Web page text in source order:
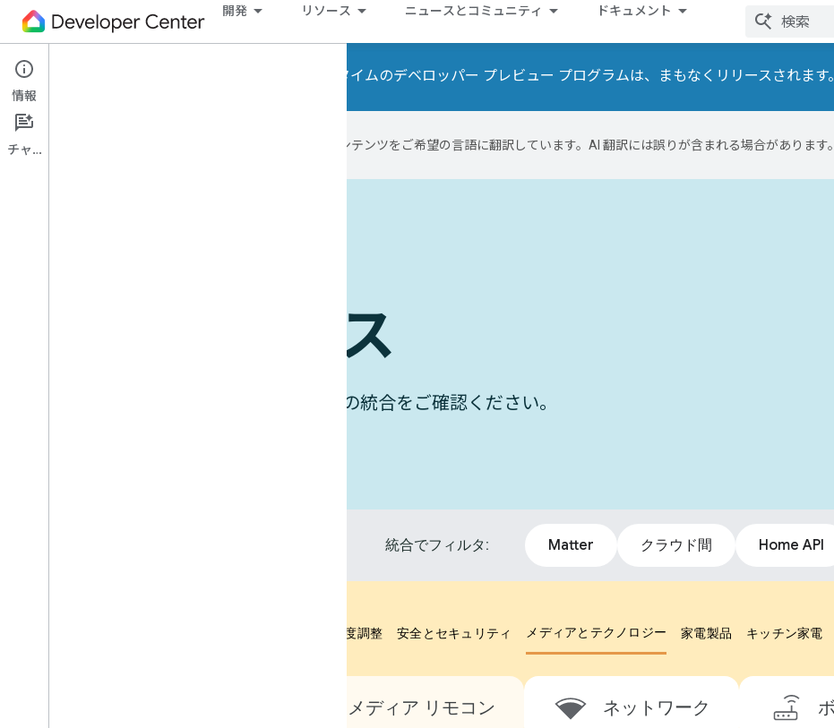
開発 リソース ニュースとコミュニティ ドキュメント
ご案内: Home API と Home ランタイムのデベロッパー プレビュー プログラムは、まもなくリリースされます。
Google は AI 技術を使用して、コンテンツをご希望の言語に翻訳しています。AI 翻訳には誤りが含まれる場合があります。
ユースケース
お使いのデバイスと Google Home の統合をご確認ください。
情報
チャット